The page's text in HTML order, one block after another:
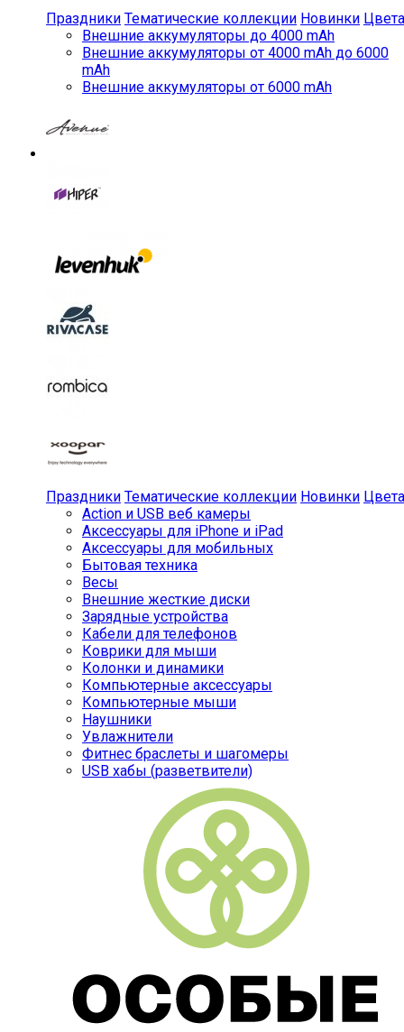
Праздники Тематические коллекции Новинки Цвета
Внешние аккумуляторы до 4000 mAh
Внешние аккумуляторы от 4000 mAh до 6000
mAh
Внешние аккумуляторы от 6000 mAh
Праздники Тематические коллекции Новинки Цвета
Action и USB веб камеры
Аксессуары для iPhone и iPad
Аксессуары для мобильных
Бытовая техника
Весы
Внешние жесткие диски
Зарядные устройства
Кабели для телефонов
Коврики для мыши
Колонки и динамики
Компьютерные аксессуары
Компьютерные мыши
Наушники
Увлажнители
Фитнес браслеты и шагомеры
USB хабы (разветвители)